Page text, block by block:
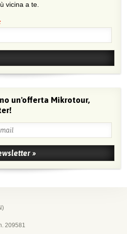
vicina a te.
un'offerta Mikrotour,
209581